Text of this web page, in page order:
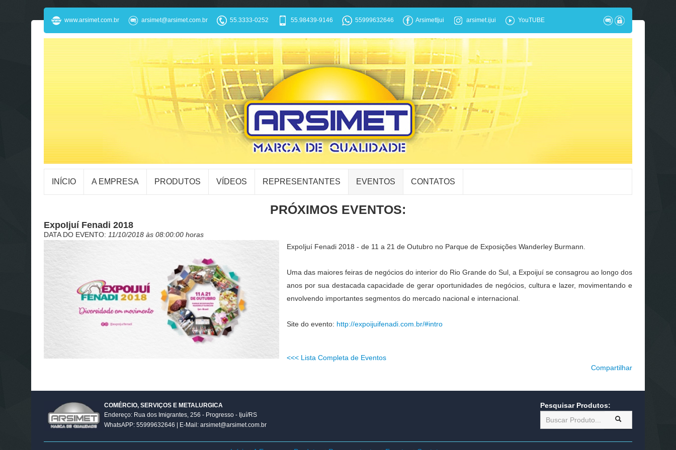
www.arsimet.com.br arsimet@arsimet.com.br 55.3333-0252 55.98439-9146 55999632646 ArsimetIjui arsimet.ijui YouTUBE
INÍCIO A EMPRESA PRODUTOS VÍDEOS REPRESENTANTES EVENTOS CONTATOS
PRÓXIMOS EVENTOS:
ExpoIjuí Fenadi 2018
DATA DO EVENTO: 11/10/2018 às 08:00:00 horas
ExpoIjuí Fenadi 2018 - de 11 a 21 de Outubro no Parque de Exposições Wanderley Burmann.
Uma das maiores feiras de negócios do interior do Rio Grande do Sul, a Expoijuí se consagrou ao longo dos
anos por sua destacada capacidade de gerar oportunidades de negócios, cultura e lazer, movimentando e
envolvendo importantes segmentos do mercado nacional e internacional.
Site do evento: http://expoijuifenadi.com.br/#intro
<<< Lista Completa de Eventos
Compartilhar
COMÉRCIO, SERVIÇOS E METALURGICA
Endereço: Rua dos Imigrantes, 256 - Progresso - Ijuí/RS
WhatsAPP: 55999632646 | E-Mail: arsimet@arsimet.com.br
Pesquisar Produtos: